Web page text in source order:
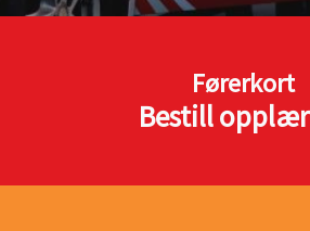
Førerkort
Bestill